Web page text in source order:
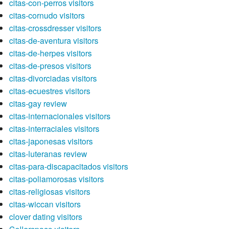
citas-con-perros visitors
citas-cornudo visitors
citas-crossdresser visitors
citas-de-aventura visitors
citas-de-herpes visitors
citas-de-presos visitors
citas-divorciadas visitors
citas-ecuestres visitors
citas-gay review
citas-internacionales visitors
citas-interraciales visitors
citas-japonesas visitors
citas-luteranas review
citas-para-discapacitados visitors
citas-poliamorosas visitors
citas-religiosas visitors
citas-wiccan visitors
clover dating visitors